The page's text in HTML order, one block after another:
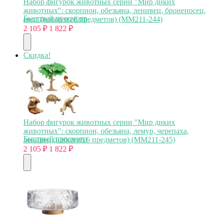
животных": скорпион, обезьяна, ленивец, броненосец,
енот (набор из 6 предметов) (MM211-244)
Быстрый просмотр
2 105 ₽ 1 822 ₽
Скидка!
Набор фигурок животных серии "Мир диких
животных": скорпион, обезьяна, лемур, черепаха,
ленивец (набор из 6 предметов) (MM211-245)
Быстрый просмотр
2 105 ₽ 1 822 ₽